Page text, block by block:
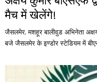
मैच में खेलेंगे!
जैसलमेर. मशहूर बालीवुड अभिनेता
बजे जैसलमेर के इण्डोर स्टेडियम में